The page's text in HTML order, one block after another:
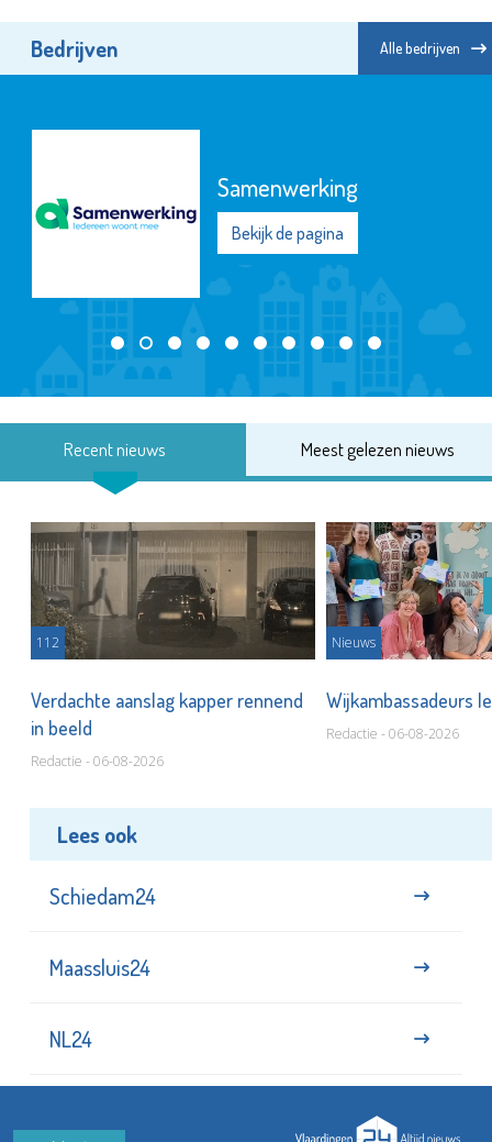
Bedrijven Alle bedrijven
Samenwerking
Bekijk de pagina
Recent nieuws Meest gelezen nieuws
112
Verdachte aanslag kapper rennend
in beeld
Redactie - 06-08-2026
Nieuws
Wijkambassadeurs
Redactie - 06-08-2026
Lees ook
Schiedam24
Maassluis24
NL24